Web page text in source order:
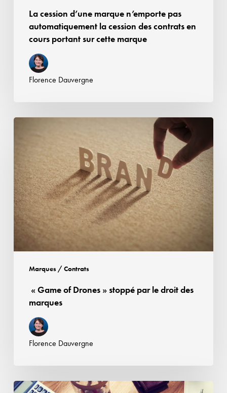
cours
portant
marque
La cession d’une marque n’emporte pas
automatiquement la cession des contrats en
cours portant sur cette marque
Florence Dauvergne
Marques / Contrats
of Drones
stoppé
par
le
droit
des
marques
« Game of Drones » stoppé par le droit des
marques
Florence Dauvergne
Etiquette,